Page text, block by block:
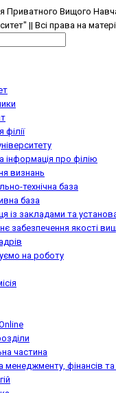
Приватного Вищого
|| Всі права на
філії
інформація про філію
визнань
технічна база
база
із закладами та
забезпечення якості
на роботу
частина
фінансів та